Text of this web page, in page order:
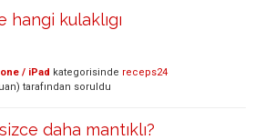
hangi kulaklıgı
/ iPad kategorisinde receps24
tarafından soruldu
daha mantıklı?